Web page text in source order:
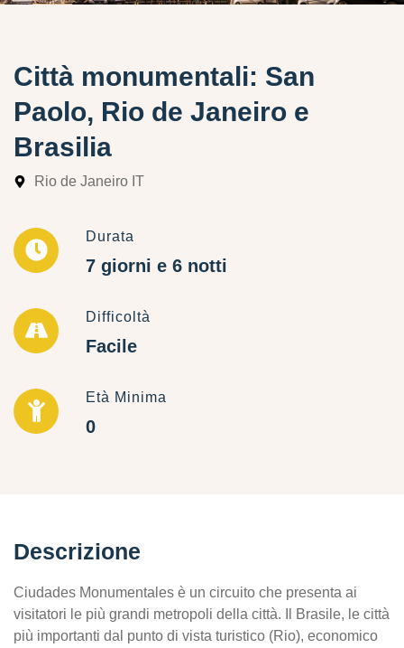
Città monumentali: San
Paolo, Rio de Janeiro e
Brasilia
Rio de Janeiro IT
Durata
7 giorni e 6 notti
Difficoltà
Facile
Età Minima
0
Descrizione
Ciudades Monumentales è un circuito che presenta ai
visitatori le più grandi metropoli della città. Il Brasile, le città
più importanti dal punto di vista turistico (Rio), economico